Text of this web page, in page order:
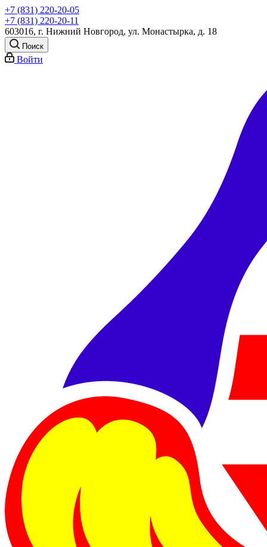
+7 (831) 220-20-05
+7 (831) 220-20-11
603016, г. Нижний Новгород, ул. Монастырка, д. 18
Поиск
Войти